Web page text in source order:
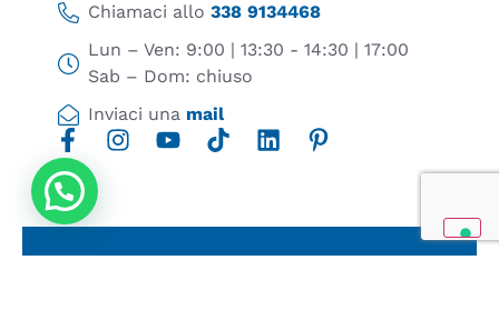
Chiamaci allo 338 9134468
Lun – Ven: 9:00 | 13:30 - 14:30 | 17:00
Sab – Dom: chiuso
Inviaci una mail